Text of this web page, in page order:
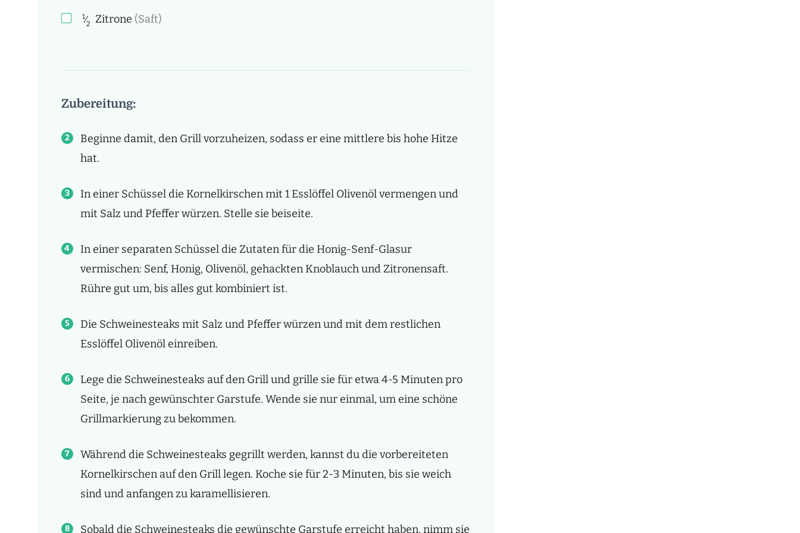
1⁄2 Zitrone (Saft)
Zubereitung:
Beginne damit, den Grill vorzuheizen, sodass er eine mittlere bis hohe Hitze
hat.
In einer Schüssel die Kornelkirschen mit 1 Esslöffel Olivenöl vermengen und
mit Salz und Pfeffer würzen. Stelle sie beiseite.
In einer separaten Schüssel die Zutaten für die Honig-Senf-Glasur
vermischen: Senf, Honig, Olivenöl, gehackten Knoblauch und Zitronensaft.
Rühre gut um, bis alles gut kombiniert ist.
Die Schweinesteaks mit Salz und Pfeffer würzen und mit dem restlichen
Esslöffel Olivenöl einreiben.
Lege die Schweinesteaks auf den Grill und grille sie für etwa 4-5 Minuten pro
Seite, je nach gewünschter Garstufe. Wende sie nur einmal, um eine schöne
Grillmarkierung zu bekommen.
Während die Schweinesteaks gegrillt werden, kannst du die vorbereiteten
Kornelkirschen auf den Grill legen. Koche sie für 2-3 Minuten, bis sie weich
sind und anfangen zu karamellisieren.
Sobald die Schweinesteaks die gewünschte Garstufe erreicht haben, nimm sie